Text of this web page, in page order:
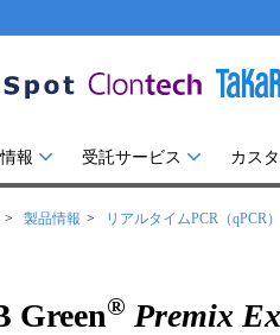
報 受託サービス カス
製品情報 リアルタイムPCR（qPCR）
Green® Premix